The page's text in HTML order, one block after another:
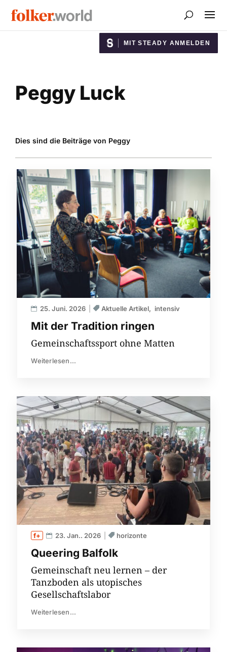
MIT STEADY ANMELDEN
Peggy Luck
Dies sind die Beiträge von Peggy
Mit der Tradition ringen
25. Juni. 2026 Aktuelle Artikel intensiv
Gemeinschaftssport ohne Matten
Weiterlesen...
Queering Balfolk
23. Jan.. 2026 horizonte
Gemeinschaft neu lernen – der
Tanzboden als utopisches
Gesellschaftslabor
Weiterlesen...